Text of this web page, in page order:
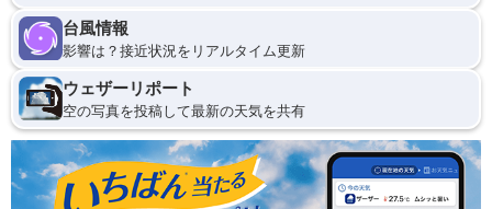
台風情報
影響は？接近状況をリアルタイム更新
ウェザーリポート
空の写真を投稿して最新の天気を共有